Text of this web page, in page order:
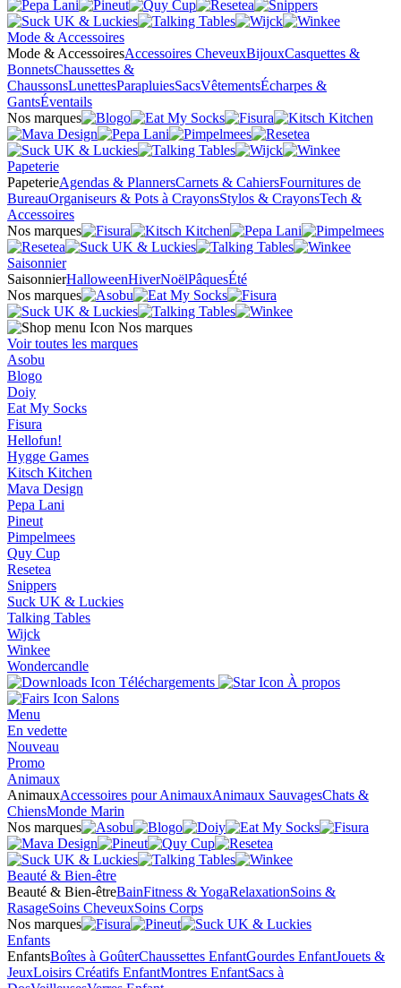
Mode & Accessoires
Mode & AccessoiresAccessoires CheveuxBijouxCasquettes &
BonnetsChaussettes &
ChaussonsLunettesParapluiesSacsVêtementsÉcharpes &
GantsÉventails
Nos marques
Papeterie
PapeterieAgendas & PlannersCarnets & CahiersFournitures de
BureauOrganiseurs & Pots à CrayonsStylos & CrayonsTech &
Accessoires
Nos marques
Saisonnier
SaisonnierHalloweenHiverNoëlPâquesÉté
Nos marques
Nos marques
Voir toutes les marques
Asobu
Blogo
Doiy
Eat My Socks
Fisura
Hellofun!
Hygge Games
Kitsch Kitchen
Mava Design
Pepa Lani
Pineut
Pimpelmees
Quy Cup
Resetea
Snippers
Suck UK & Luckies
Talking Tables
Wijck
Winkee
Wondercandle
Téléchargements
À propos
Salons
Menu
En vedette
Nouveau
Promo
Animaux
AnimauxAccessoires pour AnimauxAnimaux SauvagesChats &
ChiensMonde Marin
Nos marques
Beauté & Bien-être
Beauté & Bien-êtreBainFitness & YogaRelaxationSoins &
RasageSoins CheveuxSoins Corps
Nos marques
Enfants
EnfantsBoîtes à GoûterChaussettes EnfantGourdes EnfantJouets &
JeuxLoisirs Créatifs EnfantMontres EnfantSacs à